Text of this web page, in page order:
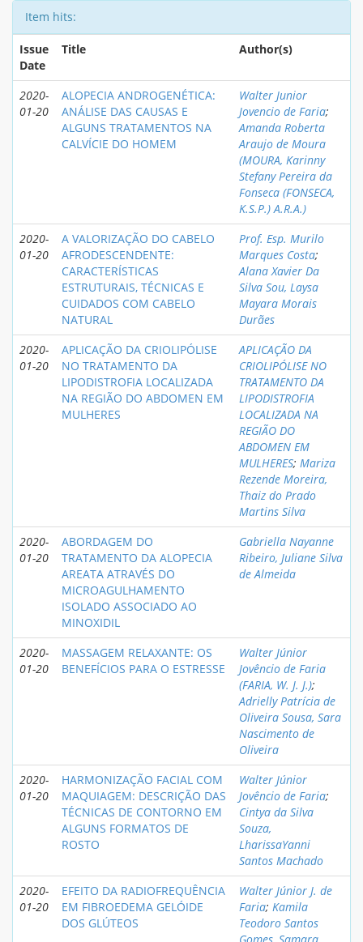
Item hits:
Issue
Date
Title Author(s)
2020-
01-20
ALOPECIA ANDROGENÉTICA:
ANÁLISE DAS CAUSAS E
ALGUNS TRATAMENTOS NA
CALVÍCIE DO HOMEM
Walter Junior
Jovencio de Faria;
Amanda Roberta
Araujo de Moura
(MOURA, Karinny
Stefany Pereira da
Fonseca (FONSECA,
K.S.P.) A.R.A.)
2020-
01-20
A VALORIZAÇÃO DO CABELO
AFRODESCENDENTE:
CARACTERÍSTICAS
ESTRUTURAIS, TÉCNICAS E
CUIDADOS COM CABELO
NATURAL
Prof. Esp. Murilo
Marques Costa;
Alana Xavier Da
Silva Sou, Laysa
Mayara Morais
Durães
2020-
01-20
APLICAÇÃO DA CRIOLIPÓLISE
NO TRATAMENTO DA
LIPODISTROFIA LOCALIZADA
NA REGIÃO DO ABDOMEN EM
MULHERES
APLICAÇÃO DA
CRIOLIPÓLISE NO
TRATAMENTO DA
LIPODISTROFIA
LOCALIZADA NA
REGIÃO DO
ABDOMEN EM
MULHERES; Mariza
Rezende Moreira,
Thaiz do Prado
Martins Silva
2020-
01-20
ABORDAGEM DO
TRATAMENTO DA ALOPECIA
AREATA ATRAVÉS DO
MICROAGULHAMENTO
ISOLADO ASSOCIADO AO
MINOXIDIL
Gabriella Nayanne
Ribeiro, Juliane Silva
de Almeida
2020-
01-20
MASSAGEM RELAXANTE: OS
BENEFÍCIOS PARA O ESTRESSE
Walter Júnior
Jovêncio de Faria
(FARIA, W. J. J.);
Adrielly Patrícia de
Oliveira Sousa, Sara
Nascimento de
Oliveira
2020-
01-20
HARMONIZAÇÃO FACIAL COM
MAQUIAGEM: DESCRIÇÃO DAS
TÉCNICAS DE CONTORNO EM
ALGUNS FORMATOS DE
ROSTO
Walter Júnior
Jovêncio de Faria;
Cintya da Silva
Souza,
LharissaYanni
Santos Machado
2020-
01-20
EFEITO DA RADIOFREQUÊNCIA
EM FIBROEDEMA GELÓIDE
DOS GLÚTEOS
Walter Júnior J. de
Faria; Kamila
Teodoro Santos